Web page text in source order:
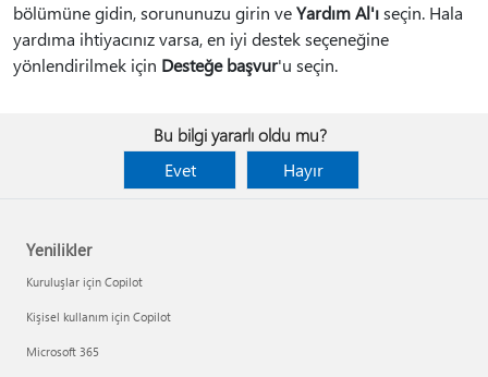
bölümüne gidin, sorununuzu girin veYardım Al'ıseçin. Hala
yardıma ihtiyacınız varsa, en iyi destek seçeneğine
yönlendirilmek için Desteğe başvur'u seçin.
Bu bilgi yararlı oldu mu?
Evet
Hayır
Yenilikler
Kuruluşlar için Copilot
Kişisel kullanım için Copilot
Microsoft 365